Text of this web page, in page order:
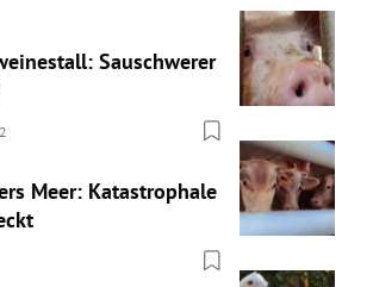
Sauschwerer
Meer: Katastrophale